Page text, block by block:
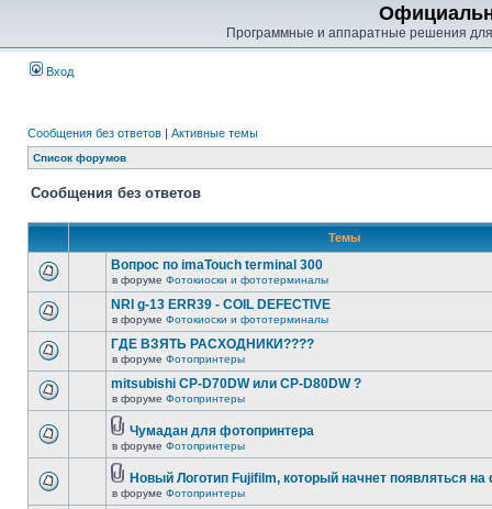
Программные и аппаратные решения
Вход
Сообщения без ответов | Активные темы
Список форумов
Сообщения без ответов
Темы
Вопрос по imaTouch terminal 300
в форуме Фотокиоски и фототерминалы
NRI g-13 ERR39 - COIL DEFECTIVE
в форуме Фотокиоски и фототерминалы
ГДЕ ВЗЯТЬ РАСХОДНИКИ????
в форуме Фотопринтеры
mitsubishi CP-D70DW или CP-D80DW ?
в форуме Фотопринтеры
Чумадан для фотопринтера
в форуме Фотопринтеры
Новый Логотип Fujifilm, который начнет появляться на
в форуме Фотопринтеры